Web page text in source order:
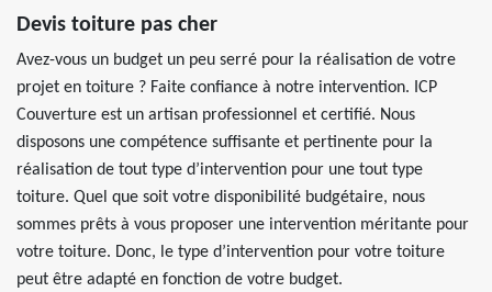
Devis toiture pas cher
Avez-vous un budget un peu serré pour la réalisation de votre
projet en toiture ? Faite confiance à notre intervention. ICP
Couverture est un artisan professionnel et certifié. Nous
disposons une compétence suffisante et pertinente pour la
réalisation de tout type d’intervention pour une tout type
toiture. Quel que soit votre disponibilité budgétaire, nous
sommes prêts à vous proposer une intervention méritante pour
votre toiture. Donc, le type d’intervention pour votre toiture
peut être adapté en fonction de votre budget.